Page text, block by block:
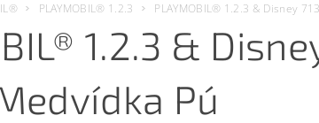
PLAYMOBIL® 1.2.3 PLAYMOBIL® 1.2.3 & Disney
1.2.3 &
Pú